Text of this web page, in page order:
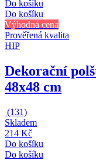
Do košíku
Do košíku
Výhodná cena
Prověřená kvalita
HIP
Dekorační
48x48 cm
(131)
Skladem
214 Kč
Do košíku
Do košíku